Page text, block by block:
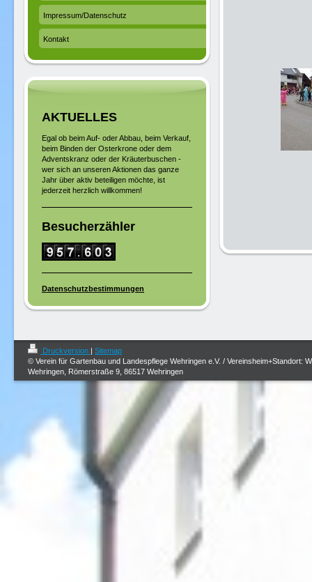
Impressum/Datenschutz
Kontakt
AKTUELLES
Egal ob beim Auf- oder Abbau, beim Verkauf,
beim Binden der Osterkrone oder dem
Adventskranz oder der Kräuterbuschen -
wer sich an unseren Aktionen das ganze
Jahr über aktiv beteiligen möchte, ist
jederzeit herzlich willkommen!
Besucherzähler
Datenschutzbestimmungen
Druckversion | Sitemap
© Verein für Gartenbau und Landespflege Wehringen e.V. / Vereinsheim+Standort:
Wehringen, Römerstraße 9, 86517 Wehringen